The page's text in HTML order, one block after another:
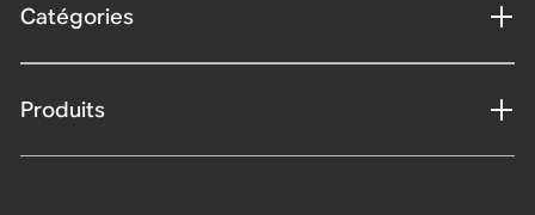
Catégories
Produits